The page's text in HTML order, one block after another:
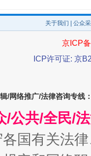
蛙产品抗生素超标问题”
窑火 生生不息
关于我们 公众
京ICP
ICP许可证: 京
/网络推广/法律咨询专线：
/公共/全民/
各国有关法